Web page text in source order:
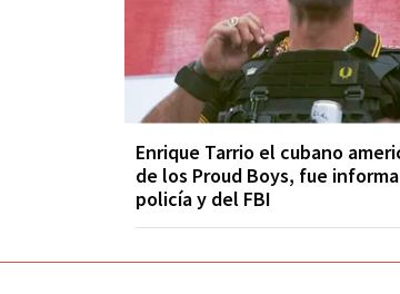
Enrique Tarrio el cubano
de los Proud Boys, fue
policía y del FBI